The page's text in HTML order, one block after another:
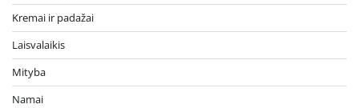
Kremai ir padažai
Laisvalaikis
Mityba
Namai